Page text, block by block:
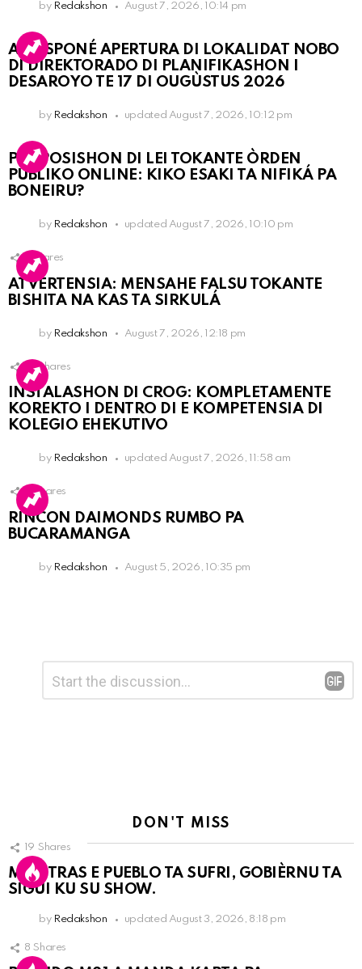
by Redakshon August 7, 2026, 10:14 pm
A POSPONÉ APERTURA DI LOKALIDAT NOBO
DI DIREKTORADO DI PLANIFIKASHON I
DESAROYO TE 17 DI OUGÙSTUS 2026
by Redakshon updated August 7, 2026, 10:12 pm
PROPOSISHON DI LEI TOKANTE ÒRDEN
PÚBLIKO ONLINE: KIKO ESAKI TA NIFIKÁ PA
BONEIRU?
by Redakshon updated August 7, 2026, 10:10 pm
Shares
ATVERTENSIA: MENSAHE FALSU TOKANTE
BISHITA NA KAS TA SIRKULÁ
by Redakshon August 7, 2026, 12:18 pm
15 Shares
INSTALASHON DI CROG: KOMPLETAMENTE
KOREKTO I DENTRO DI E KOMPETENSIA DI
KOLEGIO EHEKUTIVO
by Redakshon updated August 7, 2026, 11:58 am
Shares
RINCON DAIMONDS RUMBO PA
BUCARAMANGA
by Redakshon August 5, 2026, 10:35 pm
Reply
DON'T MISS
19 Shares
MIENTRAS E PUEBLO TA SUFRI, GOBIÈRNU TA
SIGUI KU SU SHOW.
by Redakshon updated August 3, 2026, 8:18 pm
8 Shares